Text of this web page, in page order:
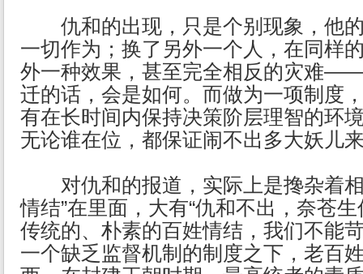
仇和的出现，只是个别现象，他的
一切作为；换了另外一个人，在同样
外一种效果，甚至完全相反的灾难
迁的话，会是如何。而做为一项制度
有在长时间内保持决策阶层理智的环
无论谁在位，都保证闹不出多大妖儿
对仇和的报道，实际上是搀杂着相
情结”在里面，大有“仇和不出，奈苍
传统的、朴素的百姓情结，我们不能
一个缺乏监督机制的制度之下，老百